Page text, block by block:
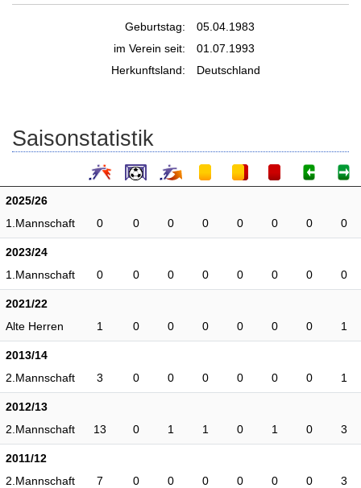
Geburtstag:
05.04.1983
im Verein seit:
01.07.1993
Herkunftsland:
Deutschland
Saisonstatistik
2025/26
1.Mannschaft
0 0 0 0 0 0 0 0
2023/24
1.Mannschaft
0 0 0 0 0 0 0 0
2021/22
Alte Herren
1 0 0 0 0 0 0 1
2013/14
2.Mannschaft
3 0 0 0 0 0 0 1
2012/13
2.Mannschaft
13 0 1 1 0 1 0 3
2011/12
2.Mannschaft
7 0 0 0 0 0 0 3